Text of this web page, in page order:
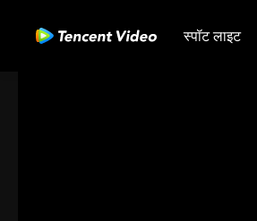
स्पॉट लाइट